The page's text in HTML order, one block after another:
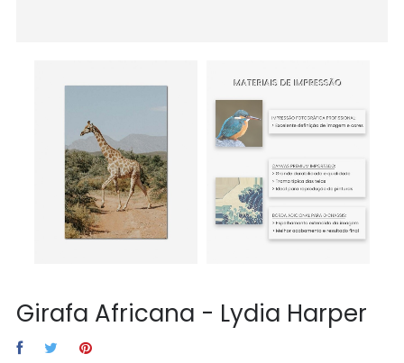
Girafa Africana - Lydia Harper